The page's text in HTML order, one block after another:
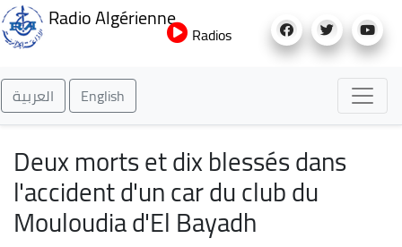
au
Radio Algérienne
Radios
العربية English
Deux morts et dix blessés dans
l'accident d'un car du club du
Mouloudia d'El Bayadh